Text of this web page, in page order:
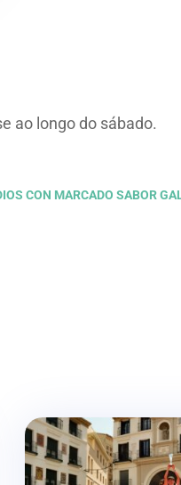
ao longo do sábado.
CON MARCADO SABOR